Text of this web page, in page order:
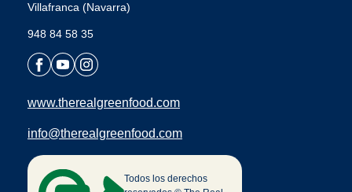
Villafranca (Navarra)
948 84 58 35
www.therealgreenfood.com
info@therealgreenfood.com
Todos los derechos